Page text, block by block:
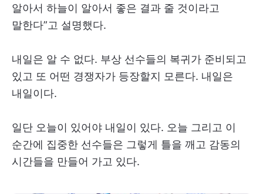
알아서 하늘이 알아서 좋은 결과 줄 것이라고
말한다”고 설명했다.
내일은 알 수 없다. 부상 선수들의 복귀가 준비되고
있고 또 어떤 경쟁자가 등장할지 모른다. 내일은
내일이다.
일단 오늘이 있어야 내일이 있다. 오늘 그리고 이
순간에 집중한 선수들은 그렇게 틀을 깨고 감동의
시간들을 만들어 가고 있다.